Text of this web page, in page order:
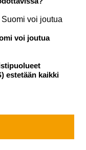
voi joutua
estetään kaikki